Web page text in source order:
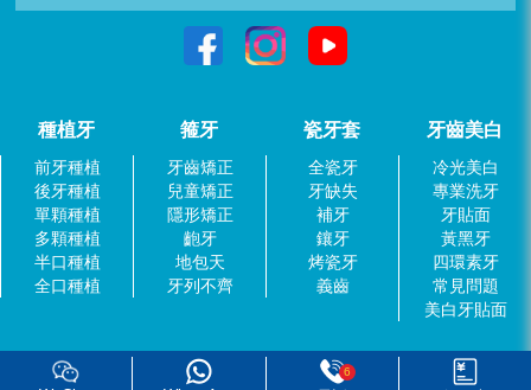
種植牙
前牙種植
後牙種植
單顆種植
多顆種植
半口種植
全口種植
箍牙
牙齒矯正
兒童矯正
隱形矯正
齙牙
地包天
牙列不齊
瓷牙套
全瓷牙
牙缺失
補牙
鑲牙
烤瓷牙
義齒
牙齒美白
冷光美白
專業洗牙
牙貼面
黃黑牙
四環素牙
常見問題
美白牙貼面
6